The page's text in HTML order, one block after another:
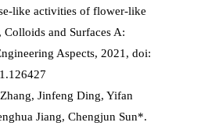
like activities of flower-like
and Surfaces A:
Aspects, 2021, doi:
Jinfeng Ding, Yifan
Jiang, Chengjun Sun*.